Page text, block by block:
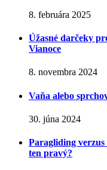
8. februára 2025
Úžasné darčeky
Vianoce
8. novembra 2024
Vaňa alebo
30. júna 2024
Paragliding
ten pravý?